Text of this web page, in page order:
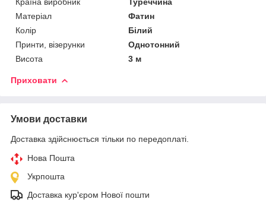
Матеріал
Фатин
Колір
Білий
Принти, візерунки
Однотонний
Висота
3 м
Приховати
Умови доставки
Доставка здійснюється тільки по передоплаті.
Нова Пошта
Укрпошта
Доставка кур'єром Нової пошти